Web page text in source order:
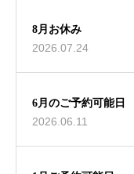
8月お休み
2026.07.24
6月のご予約可能日
2026.06.11